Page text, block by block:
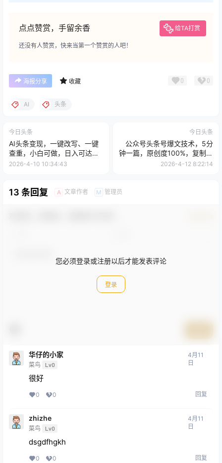
点点赞赏，手留余香 给TA打赏
还没有人赞赏，快来当第一个赞赏的人吧！
海报分享 收藏 0 0
AI 头条
今日头条
AI头条变现，一键改写、一键
查重，小白可做，日入可达
1000+
2026-4-10 10:34:43
今日头条
公众号头条号爆文技术，5分
钟一篇，原创度100%，复制粘
贴，日入1k+，最新技术
2026-4-12 8:22:14
13 条回复 A 文章作者 M 管理员
您必须登录或注册以后才能发表评论
登录
华仔的小家
菜鸟 Lv0
4月11
日
很好
0 0 回复
zhizhe
菜鸟 Lv0
4月11
日
dsgdfhgkh
0 0 回复